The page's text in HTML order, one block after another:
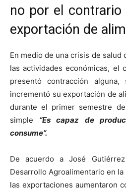
no por el
exportación de
En medio de una crisis de salud
las actividades económicas, el
presentó contracción
incrementó su exportación de
durante el primer semestre
simple “Es capaz de
consume”.
De acuerdo a José
Desarrollo Agroalimentario en
las exportaciones aumentaron